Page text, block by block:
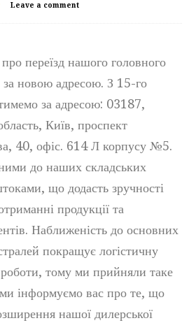
Leave a comment
переїзд нашого головного
за новою адресою. З 15-го
за адресою: 03187,
Київ, проспект
40, офіс. 614 Л корпусу №5.
до наших складських
що додасть зручності
продукції та
Наближеність до основних
покращує логістичну
роботи, тому ми прийняли таке
інформуємо вас про те, що
нашої дилерської